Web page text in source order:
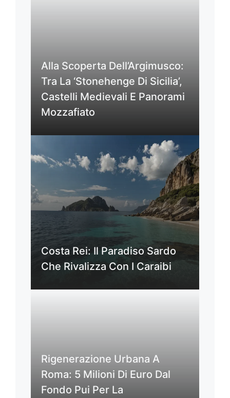
Alla Scoperta Dell’Argimusco:
Tra La ‘Stonehenge Di Sicilia’,
Castelli Medievali E Panorami
Mozzafiato
Costa Rei: Il Paradiso Sardo
Che Rivalizza Con I Caraibi
Rigenerazione Urbana A
Roma: 5 Milioni Di Euro Dal
Fondo Pui Per La